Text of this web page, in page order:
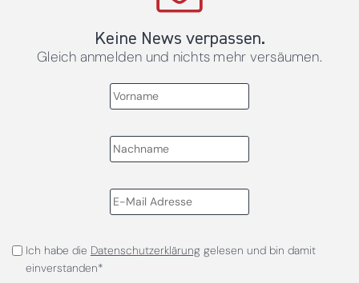
Keine News verpassen.
Gleich anmelden und nichts mehr versäumen.
Ich habe die Datenschutzerklärunggelesen und bin damit
einverstanden*